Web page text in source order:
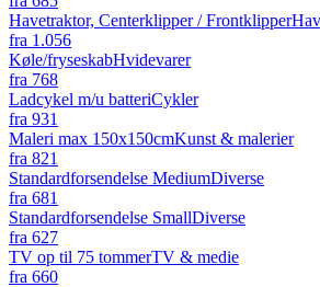
Havetraktor, Centerklipper / Frontklipper
fra 1.056
Køle/fryseskabHvidevarer
fra 768
Ladcykel m/u batteriCykler
fra 931
Maleri max 150x150cmKunst & malerier
fra 821
Standardforsendelse MediumDiverse
fra 681
Standardforsendelse SmallDiverse
fra 627
TV op til 75 tommerTV & medie
fra 660